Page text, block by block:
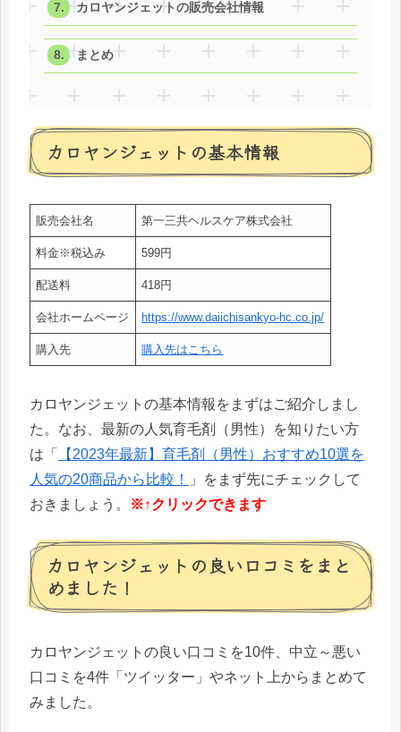
カロヤンジェットの販売会社情報
まとめ
カロヤンジェットの基本情報
販売会社名 第一三共ヘルスケア株式会社
料金※税込み 599円
配送料 418円
会社ホームページ https://www.daiichisankyo-hc.co.jp/
購入先 購入先はこちら
カロヤンジェットの基本情報をまずはご紹介しまし
た。なお、最新の人気育毛剤（男性）を知りたい方
は「
【2023年最新】育毛剤（男性）おすすめ10選を
人気の20商品から比較！
」をまず先にチェックして
おきましょう。
※↑クリックできます
カロヤンジェットの良い口コミをまと
めました！
カロヤンジェットの良い口コミを10件、中立～悪い
口コミを4件「ツイッター」やネット上からまとめて
みました。